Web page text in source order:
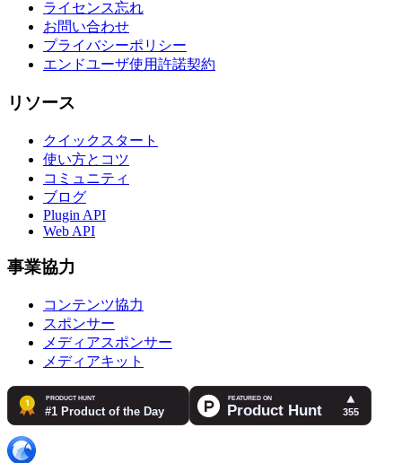
ライセンス忘れ
お問い合わせ
プライバシーポリシー
エンドユーザ使用許諾契約
リソース
クイックスタート
使い方とコツ
コミュニティ
ブログ
Plugin API
Web API
事業協力
コンテンツ協力
スポンサー
メディアスポンサー
メディアキット